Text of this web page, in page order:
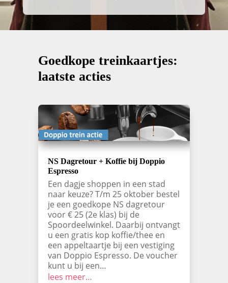
Goedkope treinkaartjes:
laatste acties
NS Dagretour + Koffie bij Doppio
Espresso
Een dagje shoppen in een stad
naar keuze? T/m 25 oktober bestel
je een goedkope NS dagretour
voor € 25 (2e klas) bij de
Spoordeelwinkel. Daarbij ontvangt
u een gratis kop koffie/thee en
een appeltaartje bij een vestiging
van Doppio Espresso. De voucher
kunt u bij een…
lees meer…